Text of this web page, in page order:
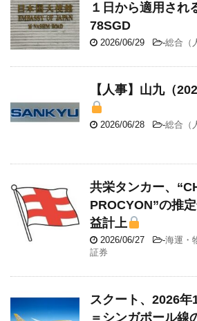
１日から適用され
78SGD
2026/06/29 -総合（
【人事】山九（
2026/06/28 -総合（
共栄タンカー、
PROCYON”の推
益計上
2026/06/27 -海運・
証券
スクート、2026
＝シンガポール線